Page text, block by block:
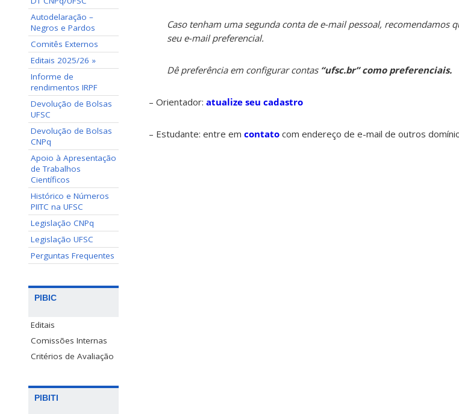
Autodelaração –
Negros e Pardos
Comitês Externos
Editais 2025/26 »
Informe de
rendimentos IRPF
Devolução de Bolsas
UFSC
Devolução de Bolsas
CNPq
Apoio à Apresentação
de Trabalhos
Científicos
Histórico e Números
PIITC na UFSC
Legislação CNPq
Legislação UFSC
Perguntas Frequentes
PIBIC
Editais
Comissões Internas
Critérios de Avaliação
PIBITI
Caso tenham uma segunda conta de e-mail pessoal, recomendamos
seu e-mail preferencial.
Dê preferência em configurar contas“ufsc.br” como preferenciais.
– Orientador: atualize seu cadastro
– Estudante: entre em contato com endereço de e-mail de outros